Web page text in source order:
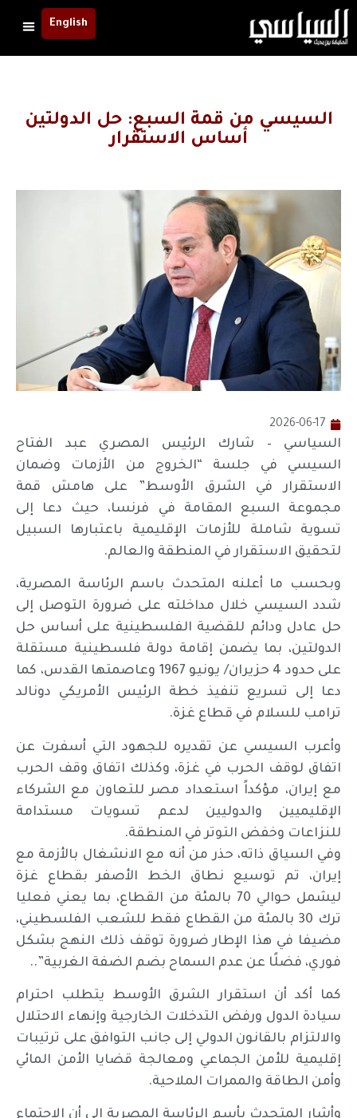
English
السيسي من قمة السبع: حل الدولتين
أساس الاستقرار
2026-06-17
السياسي – شارك الرئيس المصري عبد الفتاح
السيسي في جلسة “الخروج من الأزمات وضمان
الاستقرار في الشرق الأوسط” على هامش قمة
مجموعة السبع المقامة في فرنسا، حيث دعا إلى
تسوية شاملة للأزمات الإقليمية باعتبارها السبيل
لتحقيق الاستقرار في المنطقة والعالم.
وبحسب ما أعلنه المتحدث باسم الرئاسة المصرية،
شدد السيسي خلال مداخلته على ضرورة التوصل إلى
حل عادل ودائم للقضية الفلسطينية على أساس حل
الدولتين، بما يضمن إقامة دولة فلسطينية مستقلة
على حدود 4 حزيران/ يونيو 1967 وعاصمتها القدس، كما
دعا إلى تسريع تنفيذ خطة الرئيس الأمريكي دونالد
ترامب للسلام في قطاع غزة.
وأعرب السيسي عن تقديره للجهود التي أسفرت عن
اتفاق لوقف الحرب في غزة، وكذلك اتفاق وقف الحرب
مع إيران، مؤكداً استعداد مصر للتعاون مع الشركاء
الإقليميين والدوليين لدعم تسويات مستدامة
للنزاعات وخفض التوتر في المنطقة.
وفي السياق ذاته، حذر من أنه مع الانشغال بالأزمة مع
إيران، تم توسيع نطاق الخط الأصفر بقطاع غزة
ليشمل حوالي 70 بالمئة؜ من القطاع، بما يعني فعليا
ترك 30 بالمئة؜ من القطاع فقط للشعب الفلسطيني،
مضيفا في هذا الإطار ضرورة توقف ذلك النهج بشكل
فوري، فضلًا عن عدم السماح بضم الضفة الغربية”..
كما أكد أن استقرار الشرق الأوسط يتطلب احترام
سيادة الدول ورفض التدخلات الخارجية وإنهاء الاحتلال
والالتزام بالقانون الدولي إلى جانب التوافق على ترتيبات
إقليمية للأمن الجماعي ومعالجة قضايا الأمن المائي
وأمن الطاقة والممرات الملاحية.
وأشار المتحدث بأسم الرئاسة المصرية إلى أن الاجتماع